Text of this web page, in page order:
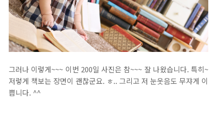
그러나 이렇게~~~ 이번 200일 사진은 참~~~ 잘 나왔습니다. 특히~
저렇게 책보는 장면이 괜찮군요. ㅎ.. 그리고 저 눈웃음도 무쟈게 이
쁩니다. ^^